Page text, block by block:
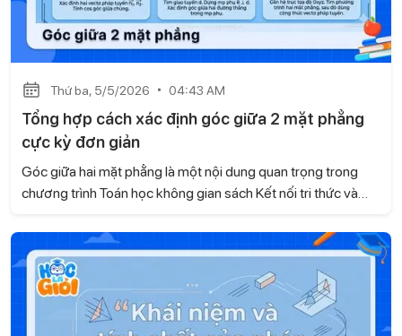
Thứ ba, 5/5/2026 04:43 AM
Tổng hợp cách xác định góc giữa 2 mặt phẳng
cực kỳ đơn giản
Góc giữa hai mặt phẳng là một nội dung quan trọng trong
chương trình Toán học không gian sách Kết nối tri thức và
Tuy nhiên, nhiều học sinh vẫn chưa nắm được phương pháp
giải rõ ràng, dẫn đến việc làm bài thiếu chính xác. Với bài viết,
Gia sư Học là Giỏi sẽ giúp con hệ thống kiến thức một cách
bài bản, từ đó áp dụng hiệu quả vào từng dạng bài cụ thể.